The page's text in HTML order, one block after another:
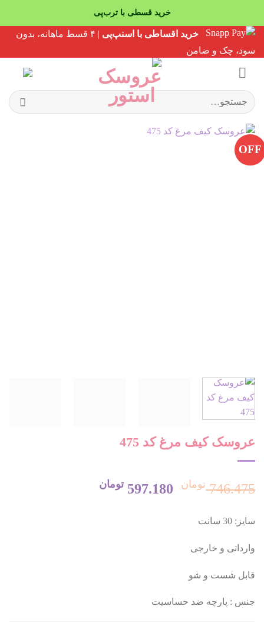
خرید قسطی با ترب‌پی
Skip
خرید اقساطی با اسنپ‌پی
| ۴ قسط ماهانه، بدون
سود، چک و ضامن
جستجو
برای:
OFF
عروسک کیف مرغ کد 475
746.475 تومان قیمت
بود.
597.180 تومان
سایز: 30 سانت
وارداتی و خارجی
قابل شست و شو
جنس : پارچه ضد حساسیت